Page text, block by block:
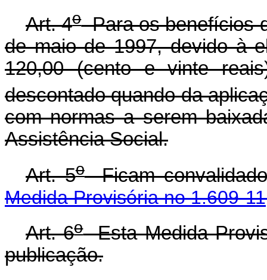
Art. 4oPara os benefícios
de maio de 1997, devido à
120,00 (cento e vinte
descontado quando da
com normas a serem
Assistência Social.
Art. 5oFicam
Medida Provisória no 1.609-
Art. 6oEsta Medida
publicação.